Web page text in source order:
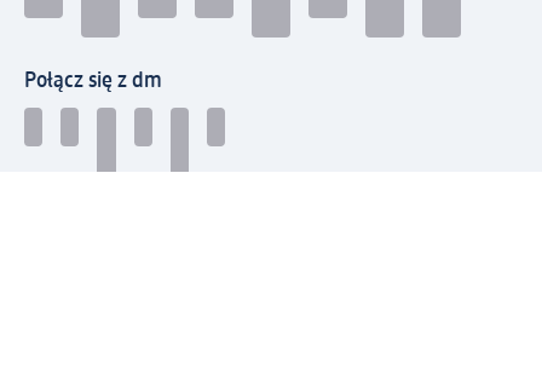
Połącz się z dm